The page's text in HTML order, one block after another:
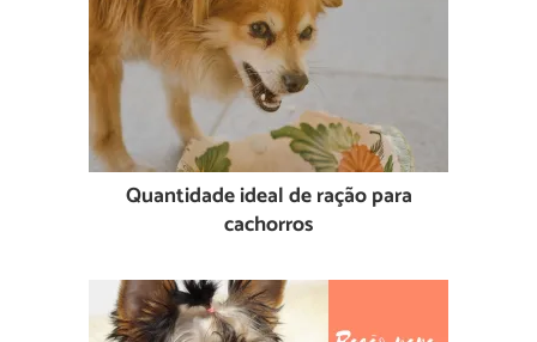
Quantidade ideal de ração para
cachorros